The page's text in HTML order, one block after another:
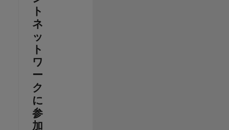
ト
ネ
ッ
ト
ワ
ー
ク
に
参
加